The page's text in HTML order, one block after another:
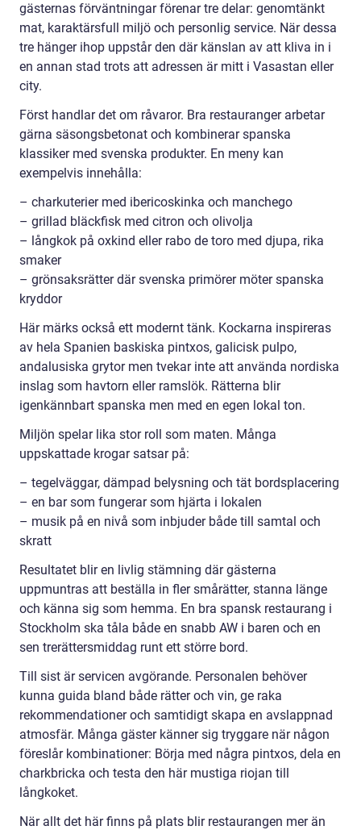
gästernas förväntningar förenar tre delar: genomtänkt
mat, karaktärsfull miljö och personlig service. När dessa
tre hänger ihop uppstår den där känslan av att kliva in i
en annan stad trots att adressen är mitt i Vasastan eller
city.
Först handlar det om råvaror. Bra restauranger arbetar
gärna säsongsbetonat och kombinerar spanska
klassiker med svenska produkter. En meny kan
exempelvis innehålla:
– charkuterier med ibericoskinka och manchego
– grillad bläckfisk med citron och olivolja
– långkok på oxkind eller rabo de toro med djupa, rika
smaker
– grönsaksrätter där svenska primörer möter spanska
kryddor
Här märks också ett modernt tänk. Kockarna inspireras
av hela Spanien baskiska pintxos, galicisk pulpo,
andalusiska grytor men tvekar inte att använda nordiska
inslag som havtorn eller ramslök. Rätterna blir
igenkännbart spanska men med en egen lokal ton.
Miljön spelar lika stor roll som maten. Många
uppskattade krogar satsar på:
– tegelväggar, dämpad belysning och tät bordsplacering
– en bar som fungerar som hjärta i lokalen
– musik på en nivå som inbjuder både till samtal och
skratt
Resultatet blir en livlig stämning där gästerna
uppmuntras att beställa in fler smårätter, stanna länge
och känna sig som hemma. En bra spansk restaurang i
Stockholm ska tåla både en snabb AW i baren och en
sen trerättersmiddag runt ett större bord.
Till sist är servicen avgörande. Personalen behöver
kunna guida bland både rätter och vin, ge raka
rekommendationer och samtidigt skapa en avslappnad
atmosfär. Många gäster känner sig tryggare när någon
föreslår kombinationer: Börja med några pintxos, dela en
charkbricka och testa den här mustiga riojan till
långkoket.
När allt det här finns på plats blir restaurangen mer än